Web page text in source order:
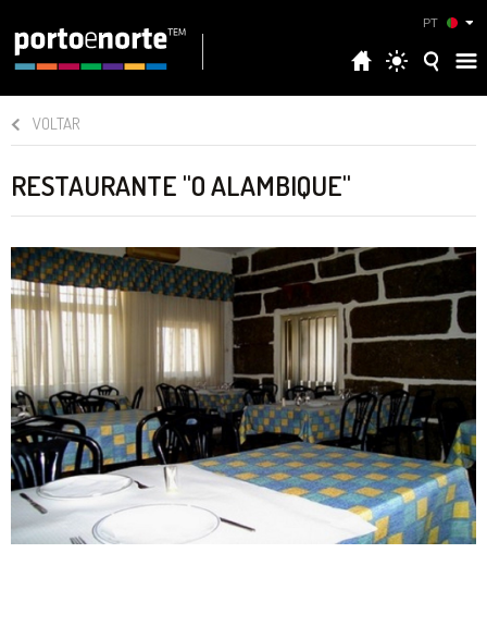
PT
VOLTAR
RESTAURANTE "O ALAMBIQUE"